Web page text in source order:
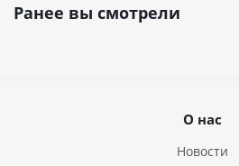
Ранее вы смотрели
О нас
Новости